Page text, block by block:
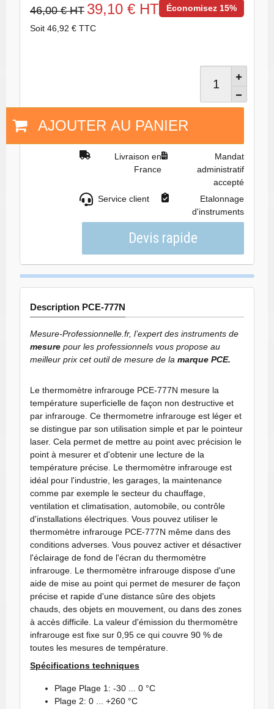
Économisez 15%
46,00 € HT 39,10 € HT
Soit 46,92 € TTC
AJOUTER AU PANIER
Livraison en
France
Mandat
administratif
accepté
Service client
Etalonnage
d'instruments
Description PCE-777N
Mesure-Professionnelle.fr, l’expert des instruments de
mesure pour les professionnels vous propose au
meilleur prix cet outil de mesure de la marque PCE.
Le thermomètre infrarouge PCE-777N mesure la
température superficielle de façon non destructive et
par infrarouge. Ce thermometre infrarouge est léger et
se distingue par son utilisation simple et par le pointeur
laser. Cela permet de mettre au point avec précision le
point à mesurer et d'obtenir une lecture de la
température précise. Le thermomètre infrarouge est
idéal pour l'industrie, les garages, la maintenance
comme par exemple le secteur du chauffage,
ventilation et climatisation, automobile, ou contrôle
d'installations électriques. Vous pouvez utiliser le
thermomètre infrarouge PCE-777N même dans des
conditions adverses. Vous pouvez activer et désactiver
l'éclairage de fond de l'écran du thermomètre
infrarouge. Le thermomètre infrarouge dispose d'une
aide de mise au point qui permet de mesurer de façon
précise et rapide d'une distance sûre des objets
chauds, des objets en mouvement, ou dans des zones
à accès difficile. La valeur d'émission du thermomètre
infrarouge est fixe sur 0,95 ce qui couvre 90 % de
toutes les mesures de température.
Spécifications techniques
Plage Plage 1: -30 ... 0 °C
Plage 2: 0 ... +260 °C